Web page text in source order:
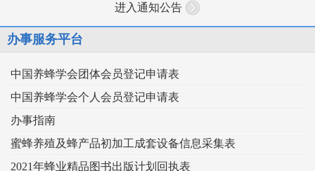
进入通知公告
办事服务平台
中国养蜂学会团体会员登记申请表
中国养蜂学会个人会员登记申请表
办事指南
蜜蜂养殖及蜂产品初加工成套设备信息采集表
2021年蜂业精品图书出版计划回执表